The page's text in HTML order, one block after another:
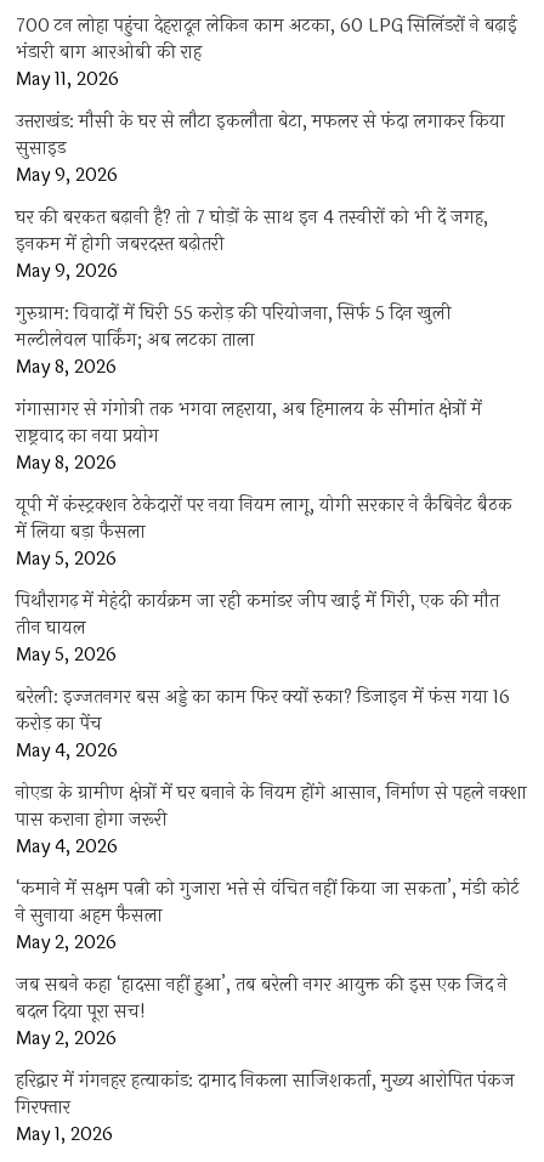
700 टन लोहा पहुंचा देहरादून लेकिन काम अटका, 60 LPG सिलिंडरों ने बढ़ाई
भंडारी बाग आरओबी की राह
May 11, 2026
उत्तराखंड: मौसी के घर से लौटा इकलौता बेटा, मफलर से फंदा लगाकर किया
सुसाइड
May 9, 2026
घर की बरकत बढ़ानी है? तो 7 घोड़ों के साथ इन 4 तस्वीरों को भी दें जगह,
इनकम में होगी जबरदस्त बढ़ोतरी
May 9, 2026
गुरुग्राम: विवादों में घिरी 55 करोड़ की परियोजना, सिर्फ 5 दिन खुली
मल्टीलेवल पार्किंग; अब लटका ताला
May 8, 2026
गंगासागर से गंगोत्री तक भगवा लहराया, अब हिमालय के सीमांत क्षेत्रों में
राष्ट्रवाद का नया प्रयोग
May 8, 2026
यूपी में कंस्ट्रक्शन ठेकेदारों पर नया नियम लागू, योगी सरकार ने कैबिनेट बैठक
में लिया बड़ा फैसला
May 5, 2026
पिथौरागढ़ में मेहंदी कार्यक्रम जा रही कमांडर जीप खाई में गिरी, एक की मौत
तीन घायल
May 5, 2026
बरेली: इज्जतनगर बस अड्डे का काम फिर क्यों रुका? डिजाइन में फंस गया 16
करोड़ का पेंच
May 4, 2026
नोएडा के ग्रामीण क्षेत्रों में घर बनाने के नियम होंगे आसान, निर्माण से पहले नक्शा
पास कराना होगा जरूरी
May 4, 2026
‘कमाने में सक्षम पत्नी को गुजारा भत्ते से वंचित नहीं किया जा सकता’, मंडी कोर्ट
ने सुनाया अहम फैसला
May 2, 2026
जब सबने कहा ‘हादसा नहीं हुआ’, तब बरेली नगर आयुक्त की इस एक जिद ने
बदल दिया पूरा सच!
May 2, 2026
हरिद्वार में गंगनहर हत्याकांड: दामाद निकला साजिशकर्ता, मुख्य आरोपित पंकज
गिरफ्तार
May 1, 2026